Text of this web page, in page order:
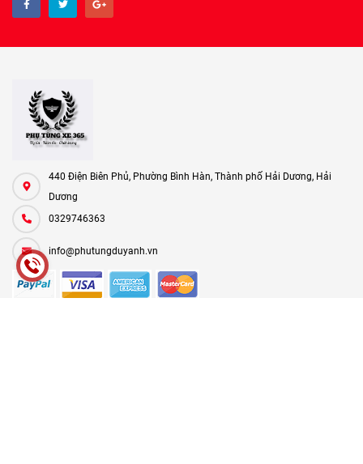
440 Điện Biên Phủ, Phường Bình Hàn, Thành phố Hải Dương, Hải
Dương
0329746363
info@phutungduyanh.vn